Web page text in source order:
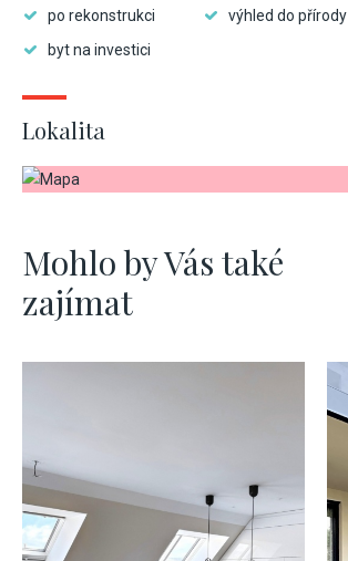
po rekonstrukci
výhled do přírody
byt na investici
Lokalita
Mohlo by Vás také
zajímat